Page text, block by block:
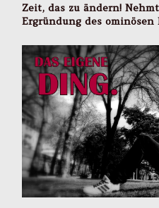
Zeit, das zu ändern!
Ergründung des ominösen